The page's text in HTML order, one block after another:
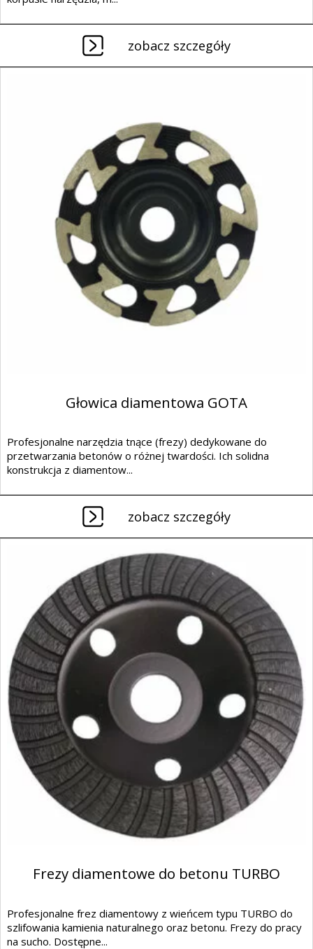
zobacz szczegóły
Głowica diamentowa GOTA
Profesjonalne narzędzia tnące (frezy) dedykowane do
przetwarzania betonów o różnej twardości. Ich solidna
konstrukcja z diamentow...
zobacz szczegóły
Frezy diamentowe do betonu TURBO
Profesjonalne frez diamentowy z wieńcem typu TURBO do
szlifowania kamienia naturalnego oraz betonu. Frezy do pracy
na sucho. Dostępne...